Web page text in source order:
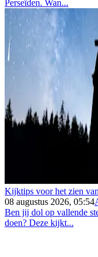
Perseïden. Wan...
Kijktips voor het zien
08 augustus 2026, 05:54
Ben jij dol op vallende
doen? Deze kijkt...